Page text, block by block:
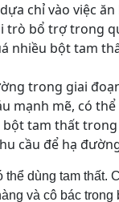
chỉ vào việc
trò bổ trợ trong
nhiều bột tam
trong giai
mạnh mẽ, có
bột tam thất
cầu để hạ
thể dùng tam
và cô bác